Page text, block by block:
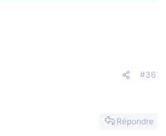
#36
Répondre